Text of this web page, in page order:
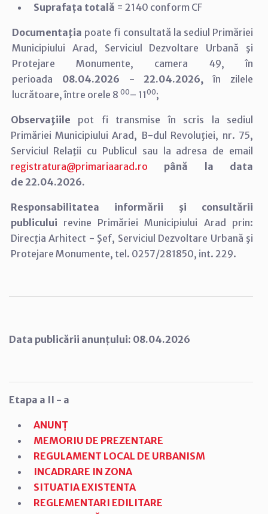
Suprafața totală = 2140 conform CF
Documentaţia poate fi consultată la sediul Primăriei
Municipiului Arad,
Serviciul Dezvoltare Urbană şi
Protejare Monumente, camera 49, în
perioada 08.04.2026 - 22.04.2026,în zilele
lucrătoare, între orele 800– 1100;
Observaţiile pot fi transmise în scris la sediul
Primăriei Municipiului Arad, B-dul Revoluţiei, nr. 75,
Serviciul Relaţii cu Publicul sau la adresa de email
registratura@primariaarad.ro
până la data
de 22.04.2026.
Responsabilitatea informării şi consultării
publicului revine Primăriei Municipiului Arad prin:
Direcţia Arhitect - Şef, Serviciul Dezvoltare Urbană şi
Protejare Monumente, tel. 0257/281850, int. 229.
Data publicării anunțului: 08.04.2026
Etapa a II - a
ANUNȚ
MEMORIU DE PREZENTARE
REGULAMENT LOCAL DE URBANISM
INCADRARE IN ZONA
SITUATIA EXISTENTA
REGLEMENTARI EDILITARE